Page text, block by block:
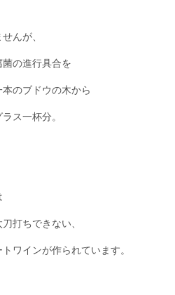
んが、
の進行具合を
のブドウの木から
ス一杯分。
打ちできない、
ワインが作られています。